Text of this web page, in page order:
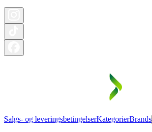
Salgs- og leveringsbetingelserKategorierBrands